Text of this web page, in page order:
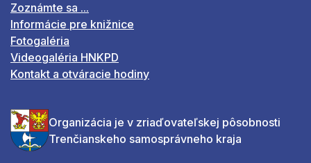
Zoznámte sa ...
Informácie pre knižnice
Fotogaléria
Videogaléria HNKPD
Kontakt a otváracie hodiny
Organizácia je v zriaďovateľskej pôsobnosti
Trenčianskeho samosprávneho kraja